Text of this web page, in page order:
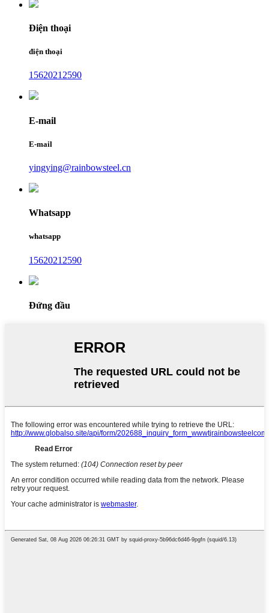
Điện thoại
điện thoại
15620212590
E-mail
E-mail
yingying@rainbowsteel.cn
Whatsapp
whatsapp
15620212590
Đứng đầu